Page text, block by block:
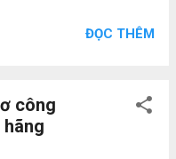
MR-J4-350B, MR-J4-
kênh đầu ra của Bến xe
Thông số kỹ thuật
thúc duy nhất Số
ĐỌC THÊM
công